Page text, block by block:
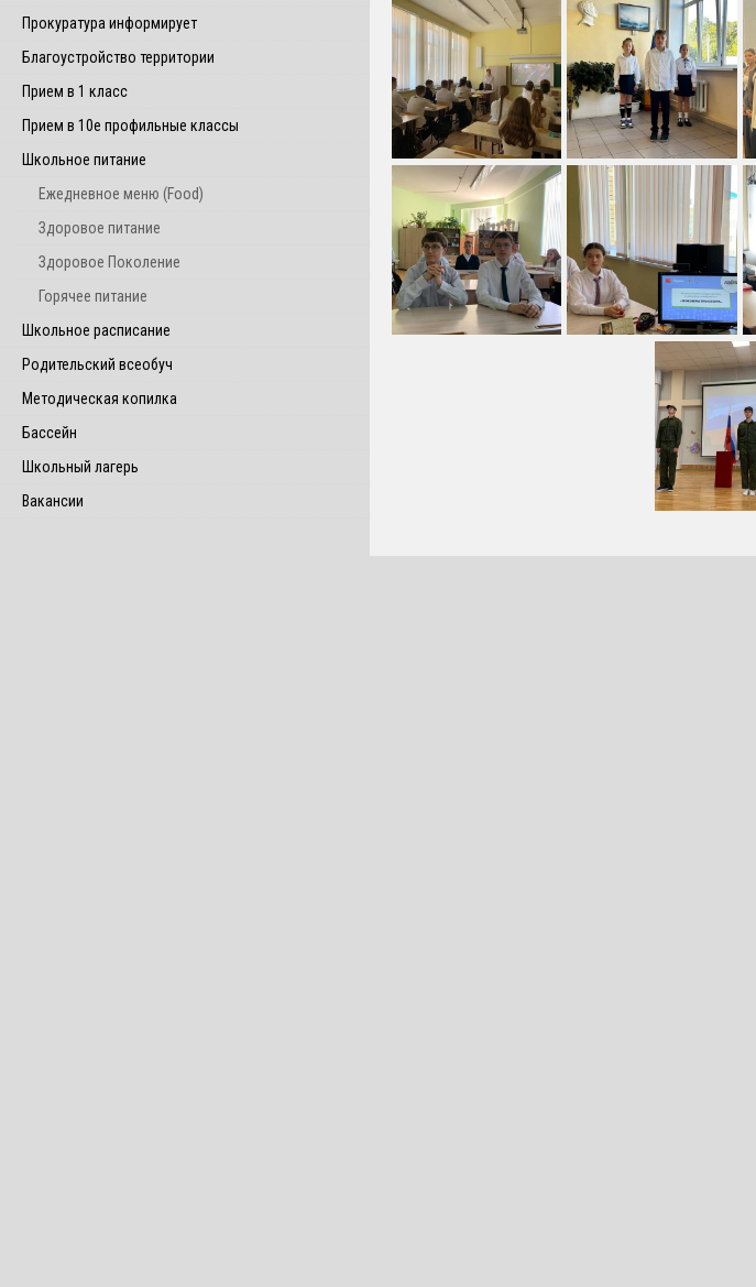
Прокуратура информирует
Благоустройство территории
Прием в 1 класс
Прием в 10е профильные классы
Школьное питание
Ежедневное меню (Food)
Здоровое питание
Здоровое Поколение
Горячее питание
Школьное расписание
Родительский всеобуч
Методическая копилка
Бассейн
Школьный лагерь
Вакансии